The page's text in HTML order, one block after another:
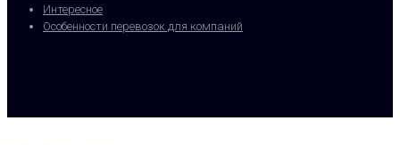
Интересное
Особенности перевозок для компаний